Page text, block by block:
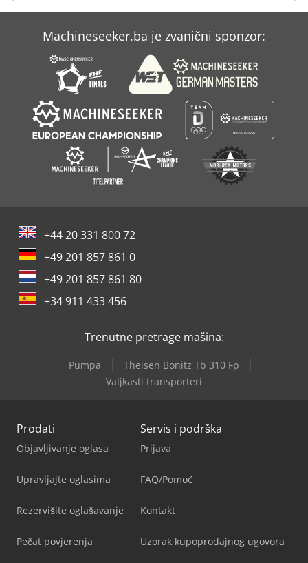
Case Ih Maxxum 140
Case Ih Maxxum 5120
Case Ih Maxxum 5140
Machineseeker.ba je zvanični sponzor:
+44 20 331 800 72
+49 201 857 861 0
+49 201 857 861 80
+34 911 433 456
Trenutne pretrage mašina:
Pumpa
Theisen Bonitz Tb 310 Fp
Valjkasti transporteri
Prodati
Objavljivanje oglasa
Upravljajte oglasima
Rezervišite oglašavanje
Pečat povjerenja
Servis i podrška
Prijava
FAQ/Pomoć
Kontakt
Uzorak kupoprodajnog ugovora